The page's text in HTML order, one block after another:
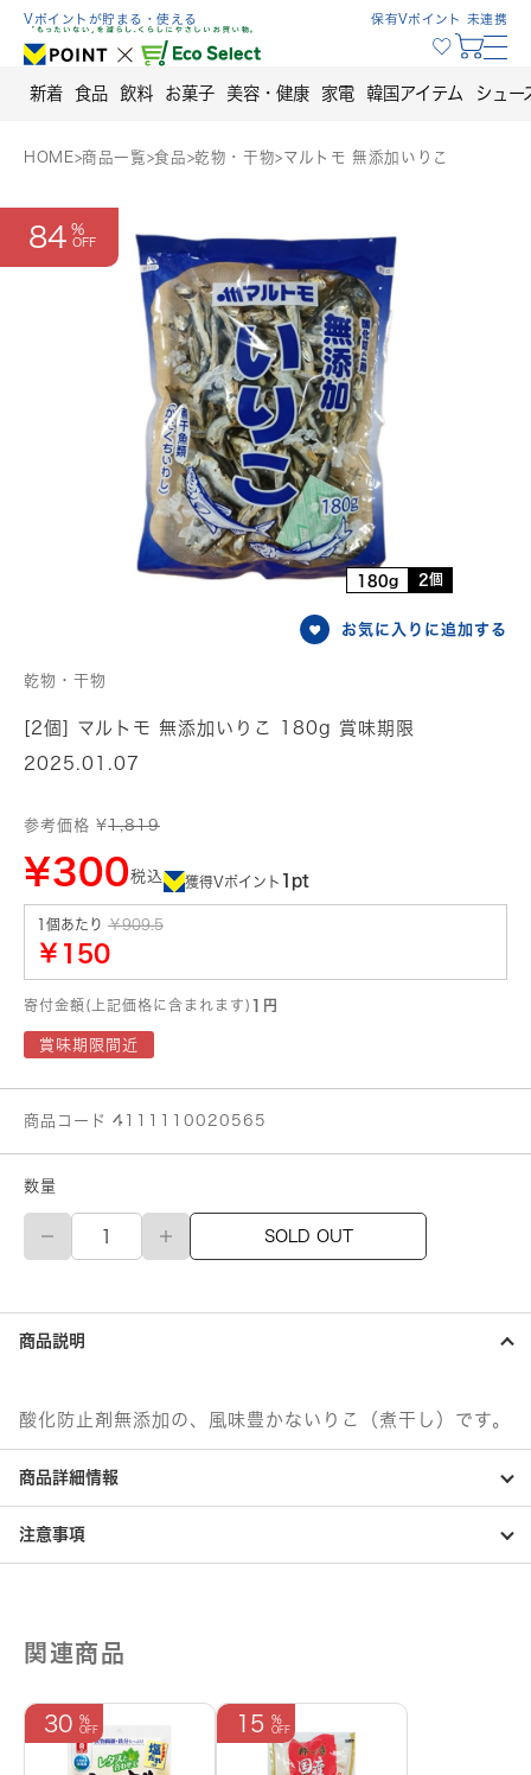
Skip
content
Vポイントが貯まる・使える 保有Vポイント 未連携
新着 食品 飲料 お菓子 美容・健康 家電 韓国アイテム シュー
HOME>商品一覧>食品>乾物・干物>マルトモ 無添加いりこ
84
180g 2個
お気に入りに追加する
乾物・干物
[2個] マルトモ 無添加いりこ 180g 賞味期限
2025.01.07
参考価格 ¥1,819
¥300税込 獲得Vポイント 1pt
1個あたり ￥909.5
￥150
寄付金額(上記価格に含まれます) 1円
賞味期限間近
商品コード 4111110020565
数量
マ
ト
無
添
加
こ
SOLD OUT
商品説明
酸化防止剤無添加の、風味豊かないりこ（煮干し）です。
商品詳細情報
注意事項
関連商品
30 15